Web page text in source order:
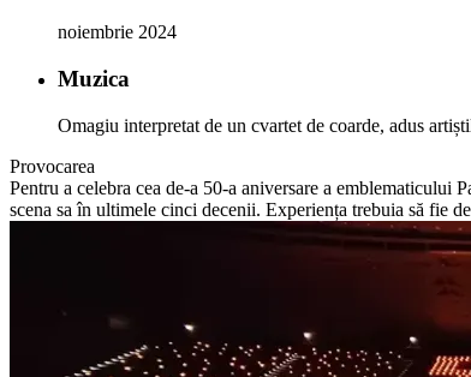
noiembrie 2024
Muzica
Omagiu interpretat de un cvartet de coarde, adus
Provocarea
Pentru a celebra cea de-a 50-a aniversare a emblematicului
scena sa în ultimele cinci decenii. Experiența trebuia să fie